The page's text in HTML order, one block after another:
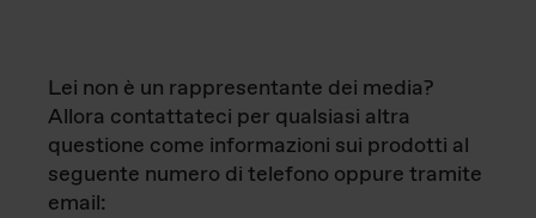
Lei non è un rappresentante dei media?
Allora contattateci per qualsiasi altra
questione come informazioni sui prodotti al
seguente numero di telefono oppure tramite
email: